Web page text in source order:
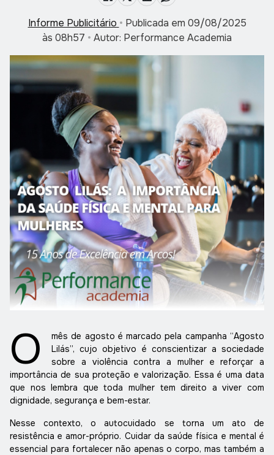
Informe Publicitário • Publicada em 09/08/2025
às 08h57 • Autor: Performance Academia
O
mês de agosto é marcado pela campanha “Agosto
Lilás”, cujo objetivo é conscientizar a sociedade
sobre a violência contra a mulher e reforçar a
importância de sua proteção e valorização. Essa é uma data
que nos lembra que toda mulher tem direito a viver com
dignidade, segurança e bem-estar.
Nesse contexto, o autocuidado se torna um ato de
resistência e amor-próprio. Cuidar da saúde física e mental é
essencial para fortalecer não apenas o corpo, mas também a